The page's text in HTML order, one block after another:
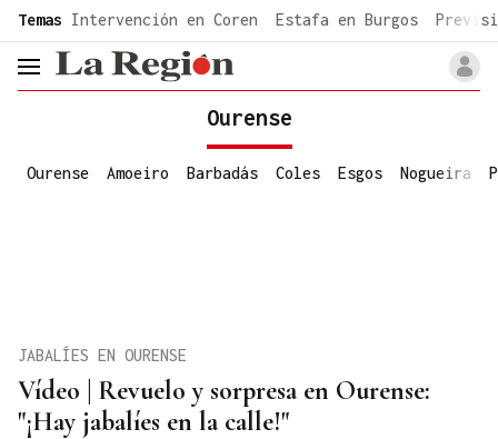
common.go-to-content
Temas Intervención en Coren Estafa en Burgos
header.menu.open
Ourense
Ourense Amoeiro Barbadás Coles Esgos Nogueira
Vídeo | Revuelo y sorpresa en Ourense:
"¡Hay jabalíes en la calle!"
JABALÍES EN OURENSE